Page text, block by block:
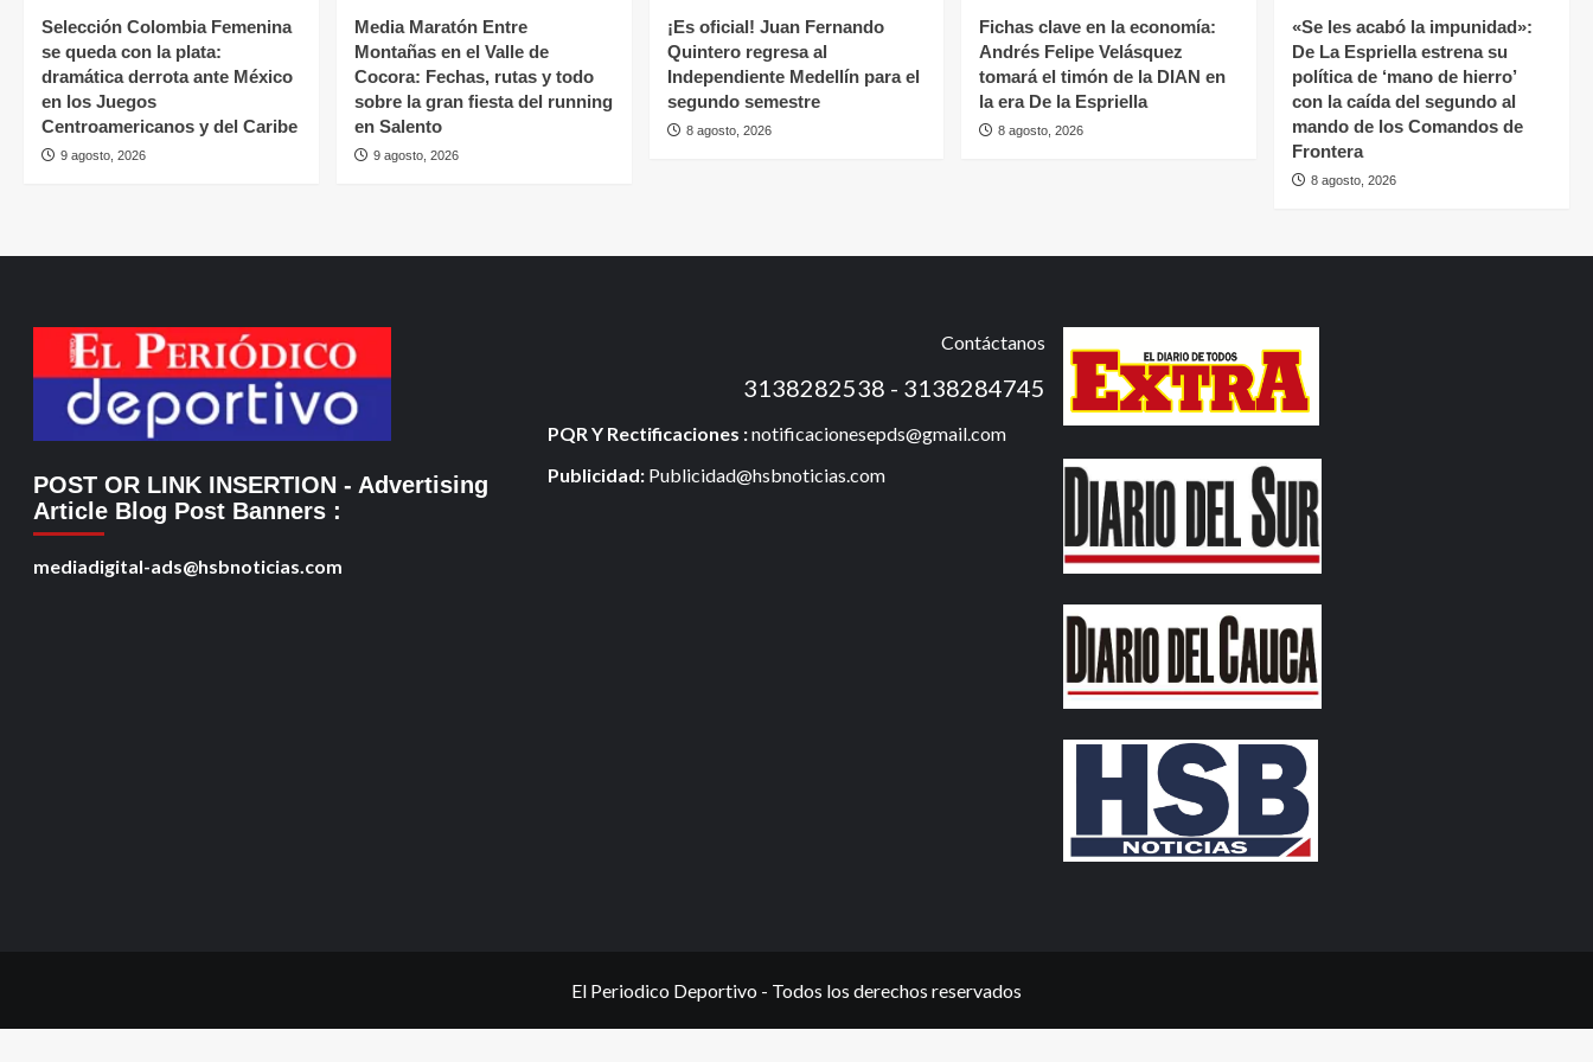
Selección Colombia Femenina
se queda con la plata:
dramática derrota ante México
en los Juegos
Centroamericanos y del Caribe
9 agosto, 2026
Media Maratón Entre
Montañas en el Valle de
Cocora: Fechas, rutas y todo
sobre la gran fiesta del running
en Salento
9 agosto, 2026
¡Es oficial! Juan Fernando
Quintero regresa al
Independiente Medellín para el
segundo semestre
8 agosto, 2026
Fichas clave en la economía:
Andrés Felipe Velásquez
tomará el timón de la DIAN en
la era De la Espriella
8 agosto, 2026
«Se les acabó la impunidad»:
De La Espriella estrena su
política de ‘mano de hierro’
con la caída del segundo al
mando de los Comandos de
Frontera
8 agosto, 2026
POST OR LINK INSERTION - Advertising
Article Blog Post Banners :
mediadigital-ads@hsbnoticias.com
Contáctanos
3138282538 - 3138284745
PQR Y Rectificaciones :notificacionesepds@gmail.com
Publicidad: Publicidad@hsbnoticias.com